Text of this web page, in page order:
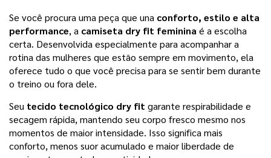
Se você procura uma peça que una conforto, estilo e alta
performance, a camiseta dry fit femininaé a escolha
certa. Desenvolvida especialmente para acompanhar a
rotina das mulheres que estão sempre em movimento, ela
oferece tudo o que você precisa para se sentir bem durante
o treino ou fora dele.
Seu tecido tecnológico dry fit garante respirabilidade e
secagem rápida, mantendo seu corpo fresco mesmo nos
momentos de maior intensidade. Isso significa mais
conforto, menos suor acumulado e maior liberdade de